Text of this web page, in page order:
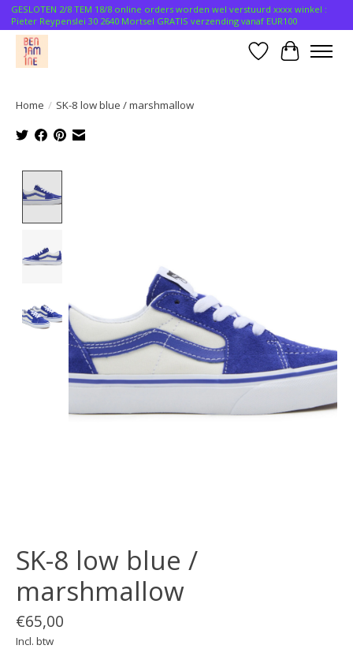
GESLOTEN 2/8 TEM 18/8 online orders worden wel verstuurd xxxx winkel :
Pieter Reypenslei 30 2640 Mortsel GRATIS verzending vanaf EUR100
Verlanglijst
Home / SK-8 low blue / marshmallow
SK-8 low blue /
marshmallow
€65,00
Incl. btw